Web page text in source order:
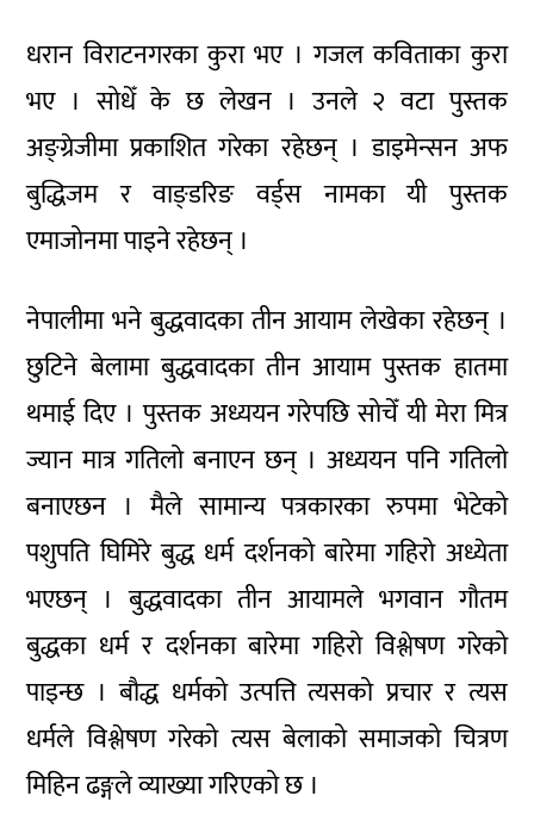
धरान विराटनगरका कुरा भए । गजल कविताका कुरा
भए । सोधेँ के छ लेखन । उनले २ वटा पुस्तक
अङ्ग्रेजीमा प्रकाशित गरेका रहेछन् । डाइमेन्सन अफ
बुद्धिजम र वाङ्डरिङ वर्ड्स नामका यी पुस्तक
एमाजोनमा पाइने रहेछन् ।
नेपालीमा भने बुद्धवादका तीन आयाम लेखेका रहेछन् ।
छुटिने बेलामा बुद्धवादका तीन आयाम पुस्तक हातमा
थमाई दिए । पुस्तक अध्ययन गरेपछि सोचेँ यी मेरा मित्र
ज्यान मात्र गतिलो बनाएन छन् । अध्ययन पनि गतिलो
बनाएछन । मैले सामान्य पत्रकारका रुपमा भेटेको
पशुपति घिमिरे बुद्ध धर्म दर्शनको बारेमा गहिरो अध्येता
भएछन् । बुद्धवादका तीन आयामले भगवान गौतम
बुद्धका धर्म र दर्शनका बारेमा गहिरो विश्लेषण गरेको
पाइन्छ । बौद्ध धर्मको उत्पत्ति त्यसको प्रचार र त्यस
धर्मले विश्लेषण गरेको त्यस बेलाको समाजको चित्रण
मिहिन ढङ्गले व्याख्या गरिएको छ ।